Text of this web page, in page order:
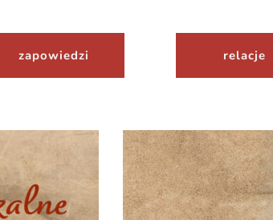
zapowiedzi relacje